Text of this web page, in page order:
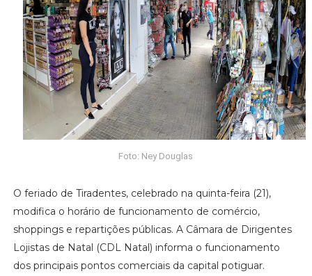
Foto: Ney Douglas
O feriado de Tiradentes, celebrado na quinta-feira (21),
modifica o horário de funcionamento de comércio,
shoppings e repartições públicas. A Câmara de Dirigentes
Lojistas de Natal (CDL Natal) informa o funcionamento
dos principais pontos comerciais da capital potiguar.